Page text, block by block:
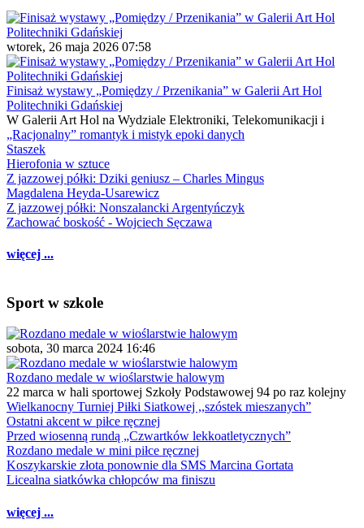
wtorek, 26 maja 2026 07:58
Finisaż wystawy „Pomiędzy / Przenikania” w Galerii Art Hol
Politechniki Gdańskiej
W Galerii Art Hol na Wydziale Elektroniki, Telekomunikacji i
„Racjonalny” romantyk i mistyk epoki danych
Staszek
Hierofonia w sztuce
Z jazzowej półki: Dziki geniusz – Charles Mingus
Magdalena Heyda-Usarewicz
Z jazzowej półki: Nonszalancki Argentyńczyk
Zachować boskość - Wojciech Sęczawa
więcej ...
Sport w szkole
sobota, 30 marca 2024 16:46
Rozdano medale w wioślarstwie halowym
22 marca w hali sportowej Szkoły Podstawowej 94 po raz kolejny
Wielkanocny Turniej Piłki Siatkowej ,,szóstek mieszanych”
Ostatni akcent w piłce ręcznej
Przed wiosenną rundą „Czwartków lekkoatletycznych”
Rozdano medale w mini piłce ręcznej
Koszykarskie złota ponownie dla SMS Marcina Gortata
Licealna siatkówka chłopców ma finiszu
więcej ...